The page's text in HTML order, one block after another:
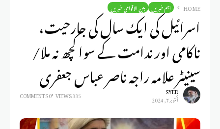
HOME اہم خبریں بین الاقوامی خبریں
اسرائیل کی ایک سال کی جارحیت،
ناکامی اور ندامت کے سوا کچھ نہ ملا/
سینیٹر علامہ راجہ ناصر عباس جعفری
SYED
أكتوبر 7, 2024 335 VIEWS
0 COMMENTS